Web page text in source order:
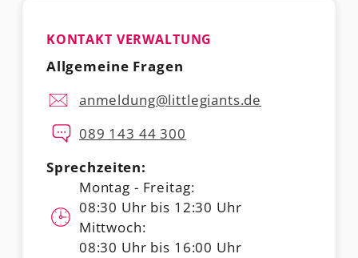
KONTAKT VERWALTUNG
Allgemeine Fragen
anmeldung@littlegiants.de
089 143 44 300
Sprechzeiten:
Montag - Freitag:
08:30 Uhr bis 12:30 Uhr
Mittwoch:
08:30 Uhr bis 16:00 Uhr